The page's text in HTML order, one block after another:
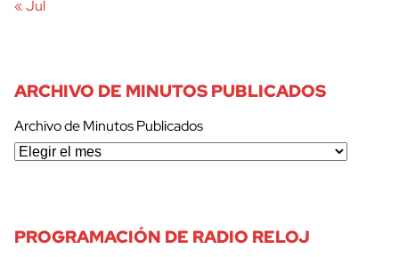
cerrar
« Jul
ARCHIVO DE MINUTOS PUBLICADOS
Archivo de Minutos Publicados
PROGRAMACIÓN DE RADIO RELOJ